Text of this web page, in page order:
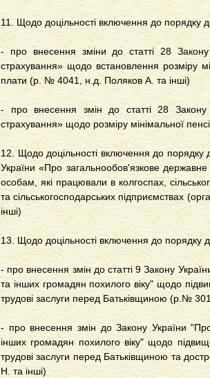
11. Щодо доцільності включення до порядку
- про внесення зміни до статті 28 Закону
страхування» щодо встановлення розміру
плати (р. № 4041, н.д. Поляков А. та інші)
- про внесення змін до статті 28 Закону
страхування» щодо розміру мінімальної
12. Щодо доцільності включення до порядку
України «Про загальнообов'язкове
особам, які працювали в колгоспах,
та сільськогосподарських підприємствах
інші)
13. Щодо доцільності включення до порядку
- про внесення змін до статті 9 Закону
та інших громадян похилого віку" щодо
трудові заслуги перед Батьківщиною (р.№
- про внесення змін до Закону України "Про
інших громадян похилого віку" щодо
трудові заслуги перед Батьківщиною та
Н. та інші)